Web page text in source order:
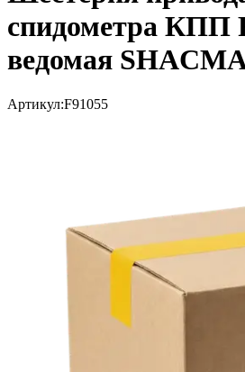
спидометра КПП
ведомая
Артикул:F91055